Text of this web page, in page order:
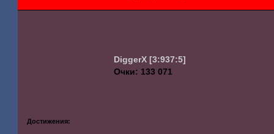
DiggerX [3:937:5]
Очки: 133 071
Достижения: